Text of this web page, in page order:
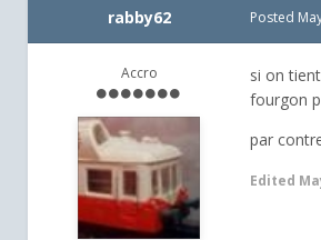
rabby62
Accro
Posted
si on
fourgon
par
Edited